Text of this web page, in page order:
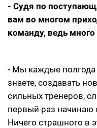
- Судя по
вам во многом
команду, ведь
- Мы каждые
знаете, создавать
сильных тренеров,
первый раз начинаю
Ничего страшного в